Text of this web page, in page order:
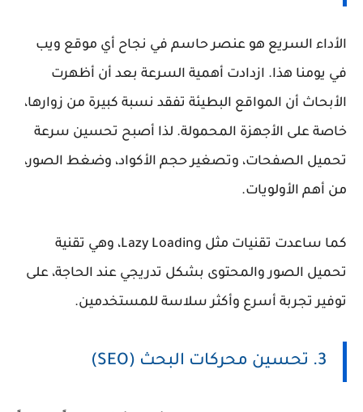
الأداء السريع هو عنصر حاسم في نجاح أي موقع ويب
في يومنا هذا. ازدادت أهمية السرعة بعد أن أظهرت
الأبحاث أن المواقع البطيئة تفقد نسبة كبيرة من زوارها،
خاصة على الأجهزة المحمولة. لذا أصبح تحسين سرعة
تحميل الصفحات، وتصغير حجم الأكواد، وضغط الصور،
من أهم الأولويات.
كما ساعدت تقنيات مثل Lazy Loading، وهي تقنية
تحميل الصور والمحتوى بشكل تدريجي عند الحاجة، على
توفير تجربة أسرع وأكثر سلاسة للمستخدمين.
3. تحسين محركات البحث (SEO)